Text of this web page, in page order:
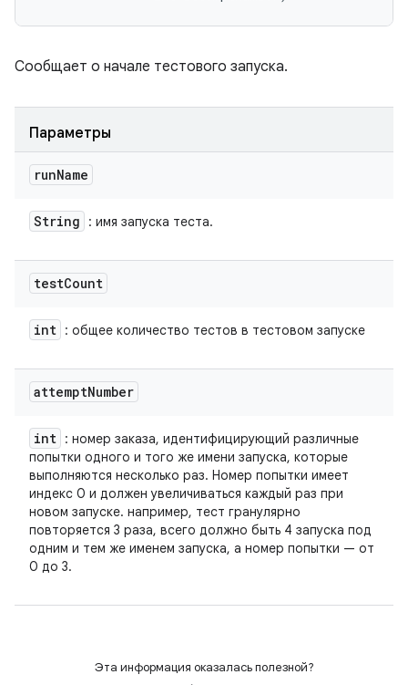
Сообщает о начале тестового запуска.
Параметры
runName
String : имя запуска теста.
testCount
int : общее количество тестов в тестовом запуске
attemptNumber
int : номер заказа, идентифицирующий различные
попытки одного и того же имени запуска, которые
выполняются несколько раз. Номер попытки имеет
индекс 0 и должен увеличиваться каждый раз при
новом запуске. например, тест гранулярно
повторяется 3 раза, всего должно быть 4 запуска под
одним и тем же именем запуска, а номер попытки — от
0 до 3.
Эта информация оказалась полезной?